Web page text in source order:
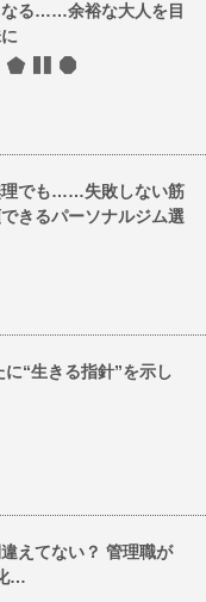
なる……余裕な大人を目
理でも……失敗しない筋
きるパーソナルジム選
“生きる指針”を示し
えてない？ 管理職が
…